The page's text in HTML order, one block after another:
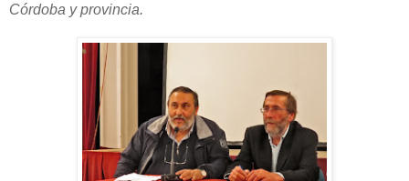
Córdoba y provincia.